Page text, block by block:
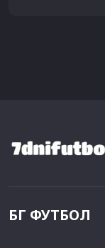
БГ ФУТБОЛ